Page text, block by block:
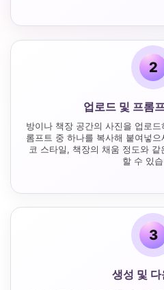
2
업로드 및 프롬
방이나 책장 공간의 사진을 업로
롬프트 중 하나를 복사해 붙여넣
코 스타일, 책장의 채움 정도와
할 수 있
3
생성 및